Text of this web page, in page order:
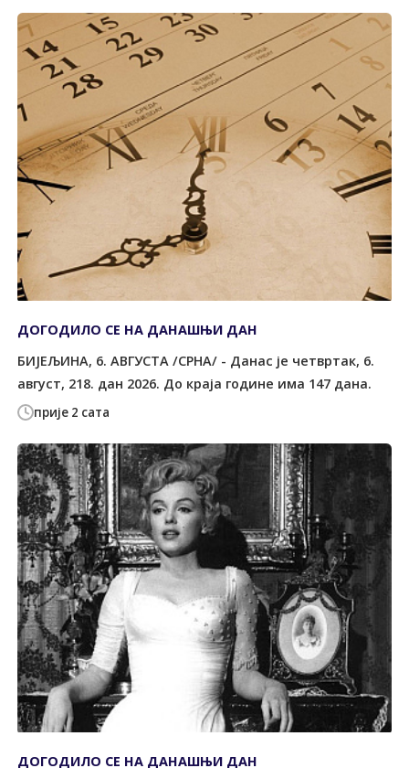
прије 2 сата
ДОГОДИЛО СЕ НА ДАНАШЊИ ДАН
БИЈЕЉИНА, 6. АВГУСТА /СРНА/ - Данас је четвртак, 6.
август, 218. дан 2026. До краја године има 147 дана.
ДОГОДИЛО СЕ НА ДАНАШЊИ ДАН